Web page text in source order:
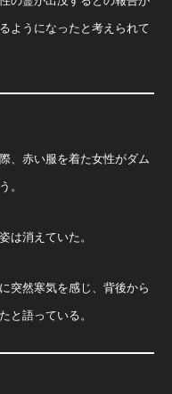
ようになったと考えられて
、赤い服を着た女性がダム
。
は消えていた。
突然寒気を感じ、背後から
と語っている。